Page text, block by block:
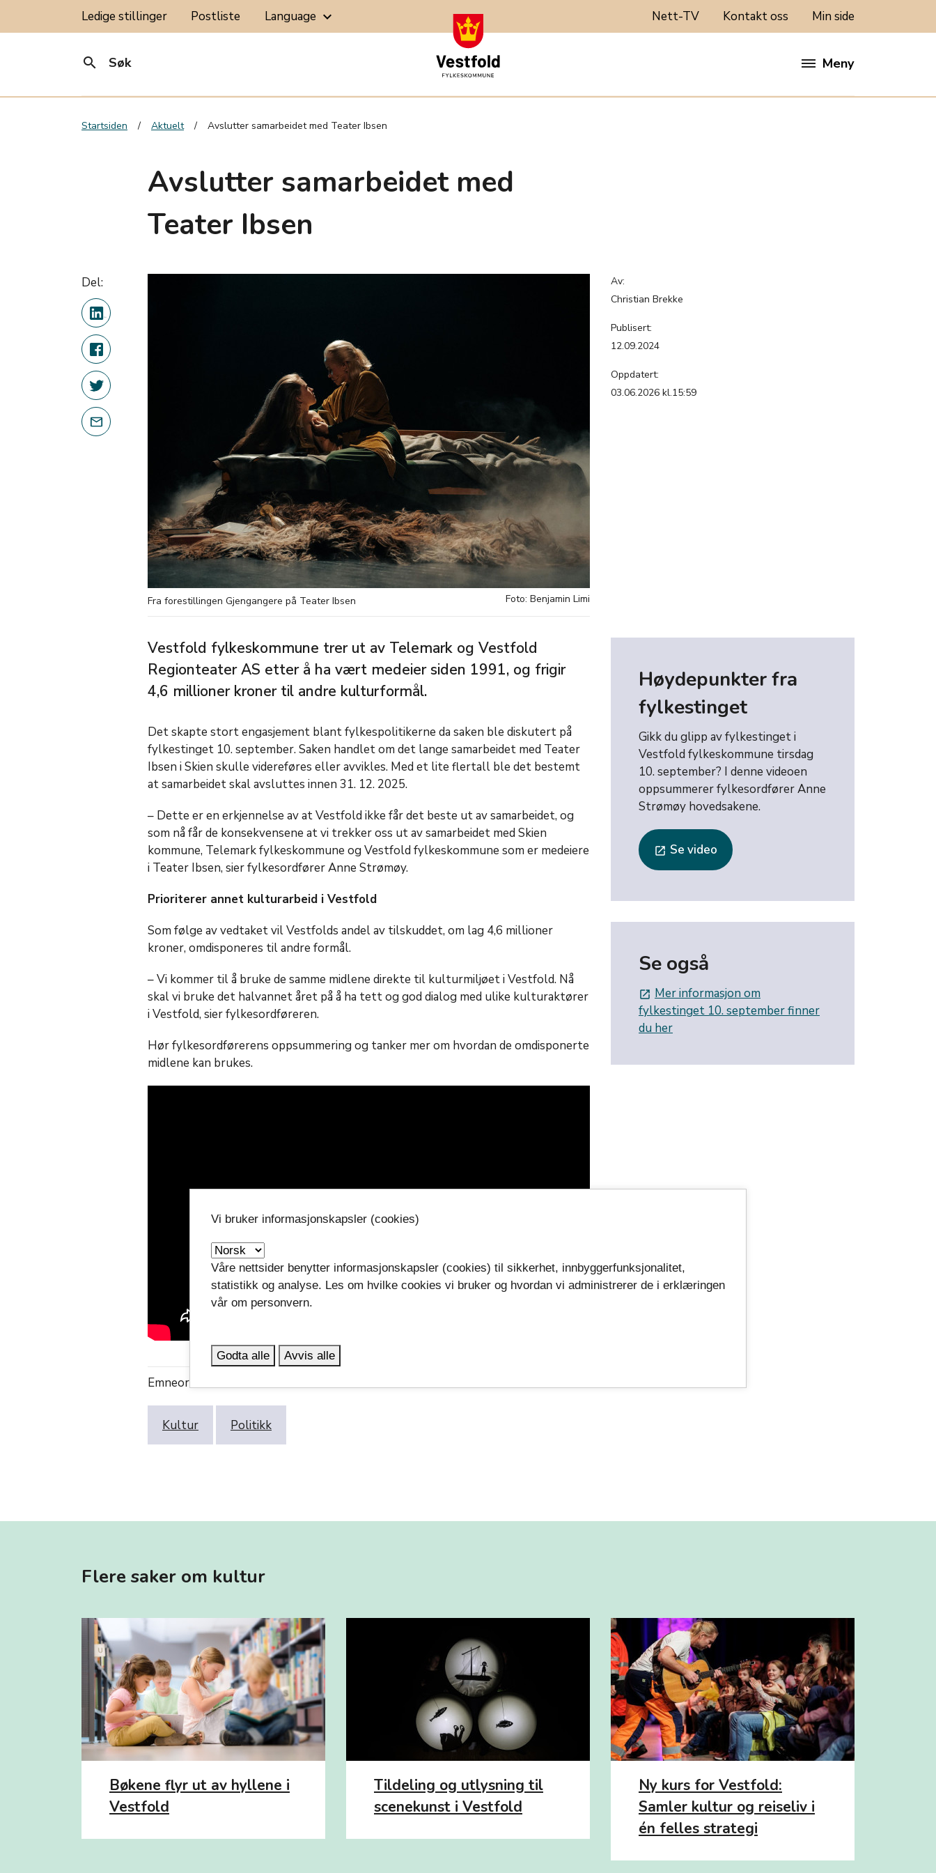
Ledige stillinger Postliste Language keyboard_arrow_down Nett-TV Kontakt oss Min side
search Søk Meny
Startsiden Aktuelt Avslutter samarbeidet med Teater Ibsen
Avslutter samarbeidet med
Teater Ibsen
Del:
Fra forestillingen Gjengangere på Teater Ibsen Foto: Benjamin Limi
Av:
Christian Brekke
Publisert:
12.09.2024
Oppdatert:
03.06.2026 kl.15:59
Vestfold fylkeskommune trer ut av Telemark og Vestfold
Regionteater AS etter å ha vært medeier siden 1991, og frigir
4,6 millioner kroner til andre kulturformål.
Det skapte stort engasjement blant fylkespolitikerne da saken ble diskutert på
fylkestinget 10. september. Saken handlet om det lange samarbeidet med Teater
Ibsen i Skien skulle videreføres eller avvikles. Med et lite flertall ble det bestemt
at samarbeidet skal avsluttes innen 31. 12. 2025.
– Dette er en erkjennelse av at Vestfold ikke får det beste ut av samarbeidet, og
som nå får de konsekvensene at vi trekker oss ut av samarbeidet med Skien
kommune, Telemark fylkeskommune og Vestfold fylkeskommune som er medeiere
i Teater Ibsen, sier fylkesordfører Anne Strømøy.
Prioriterer annet kulturarbeid i Vestfold
Som følge av vedtaket vil Vestfolds andel av tilskuddet, om lag 4,6 millioner
kroner, omdisponeres til andre formål.
– Vi kommer til å bruke de samme midlene direkte til kulturmiljøet i Vestfold. Nå
skal vi bruke det halvannet året på å ha tett og god dialog med ulike kulturaktører
i Vestfold, sier fylkesordføreren.
Hør fylkesordførerens oppsummering og tanker mer om hvordan de omdisponerte
midlene kan brukes.
Høydepunkter fra
fylkestinget
Gikk du glipp av fylkestinget i
Vestfold fylkeskommune tirsdag
10. september? I denne videoen
oppsummerer fylkesordfører Anne
Strømøy hovedsakene.
launch Se video
Se også
launch Mer informasjon om
fylkestinget 10. september finner
du her
Emneord:
Kultur Politikk
Flere saker om kultur
Bøkene flyr ut av hyllene i
Vestfold
Tildeling og utlysning til
scenekunst i Vestfold
Ny kurs for Vestfold:
Samler kultur og reiseliv i
én felles strategi
Vi bruker informasjonskapsler (cookies)
Våre nettsider benytter informasjonskapsler (cookies) til sikkerhet, innbyggerfunksjonalitet,
statistikk og analyse. Les om hvilke cookies vi bruker og hvordan vi administrerer de i erklæringen
vår om personvern.
Godta alle Avvis alle